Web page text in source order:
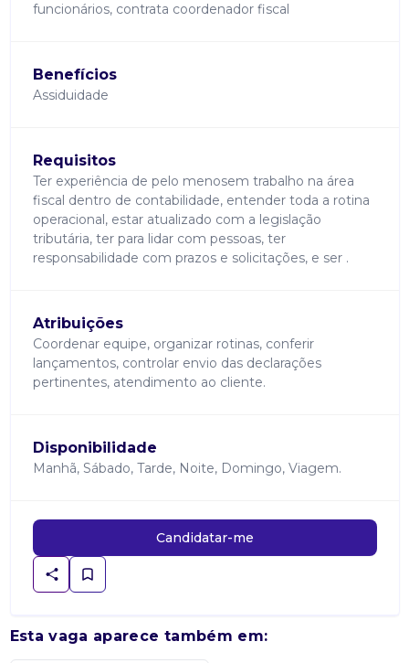
funcionários, contrata coordenador fiscal
Benefícios
Assiduidade
Requisitos
Ter experiência de pelo menosem trabalho na área
fiscal dentro de contabilidade, entender toda a rotina
operacional, estar atualizado com a legislação
tributária, ter para lidar com pessoas, ter
responsabilidade com prazos e solicitações, e ser .
Atribuições
Coordenar equipe, organizar rotinas, conferir
lançamentos, controlar envio das declarações
pertinentes, atendimento ao cliente.
Disponibilidade
Manhã, Sábado, Tarde, Noite, Domingo, Viagem.
Candidatar-me
Esta vaga aparece também em: